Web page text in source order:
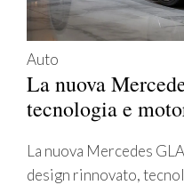
Auto
La nuova
tecnologia e
La nuova Mercedes
design rinnovato,